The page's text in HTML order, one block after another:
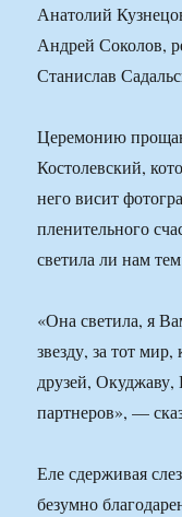
Анатолий
Андрей Соколов,
Станислав
Церемонию
Костолевский,
него висит
пленительного
светила ли нам
«Она светила, я
звезду, за тот
друзей,
партнеров», —
Еле сдерживая
безумно